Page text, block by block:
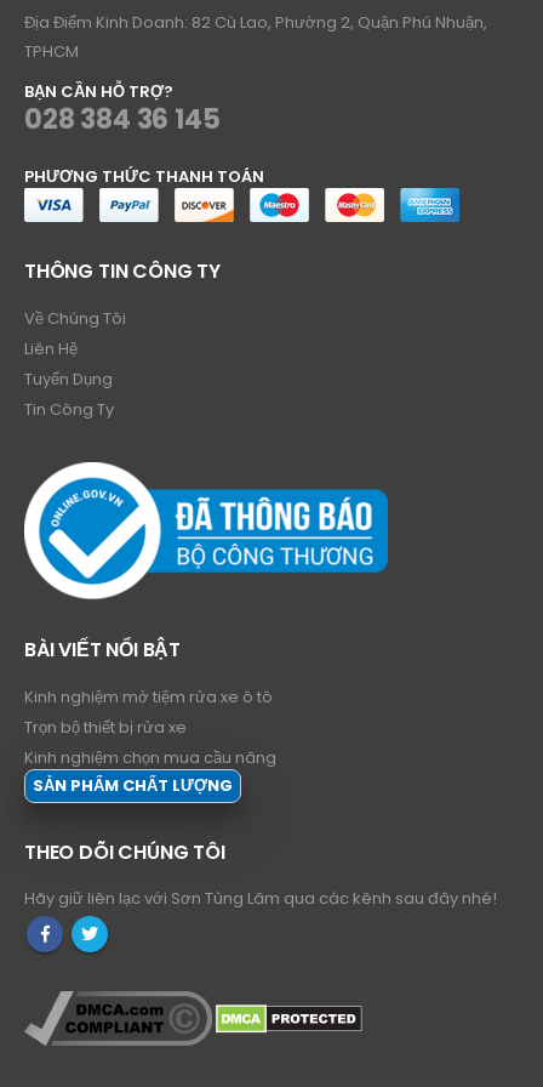
Địa Điểm Kinh Doanh: 82 Cù Lao, Phường 2, Quận Phú Nhuận,
TPHCM
BẠN CẦN HỖ TRỢ?
028 384 36 145
PHƯƠNG THỨC THANH TOÁN
THÔNG TIN CÔNG TY
Về Chúng Tôi
Liên Hệ
Tuyển Dụng
Tin Công Ty
BÀI VIẾT NỔI BẬT
Kinh nghiệm mở tiệm rửa xe ô tô
Trọn bộ thiết bị rửa xe
Kinh nghiệm chọn mua cầu nâng
SẢN PHẨM CHẤT LƯỢNG
THEO DÕI CHÚNG TÔI
Hãy giữ liên lạc với Sơn Tùng Lâm qua các kênh sau đây nhé!